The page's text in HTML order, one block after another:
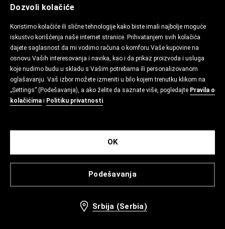
Dozvoli kolačiće
Koristimo kolačiće ili slične tehnologije kako biste imali najbolje moguće
iskustvo korišćenja naše internet stranice. Prihvatanjem svih kolačića
dajete saglasnost da mi vodimo računa o komforu Vaše kupovine na
osnovu Vaših interesovanja i navika, kao i da prikaz proizvoda i usluga
koje nudimo budu u skladu s Vašim potrebama ili personalizovanom
oglašavanju. Vaš izbor možete izmeniti u bilo kojem trenutku klikom na
„Settings” (Podešavanja), a ako želite da saznate više, pogledajte Pravila o
kolačićima i Politiku privatnosti.
Podešavanja
OK
Srbija (Serbia)